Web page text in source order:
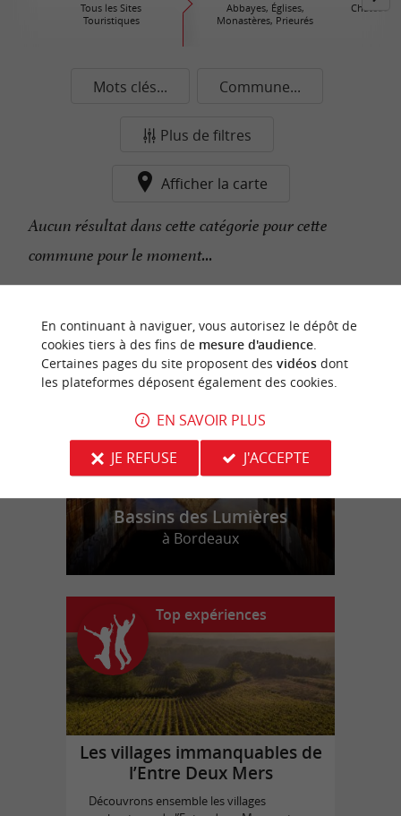
Tous les Sites
Touristiques
Abbayes, Églises,
Monastères, Prieurés
Châteaux
Mots clés... Commune...
Plus de filtres
Afficher la carte
Aucun résultat dans cette catégorie pour cette
commune pour le moment...
n
o
t
r
e
c
o
u
p
d
e
c
o
e
u
r
Bassins des Lumières
à Bordeaux
Top expériences
Les villages immanquables de
l’Entre Deux Mers
Découvrons ensemble les villages
En continuant à naviguer, vous autorisez le dépôt de
cookies tiers à des fins de mesure d'audience.
Certaines pages du site proposent des vidéosdont
les plateformes déposent également des cookies.
EN SAVOIR PLUS
JE REFUSE
J'ACCEPTE